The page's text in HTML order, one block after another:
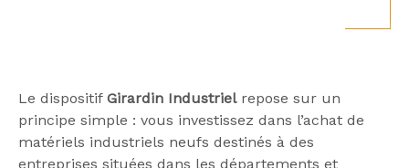
Le dispositif Girardin Industrielrepose sur un
principe simple : vous investissez dans l’achat de
matériels industriels neufs destinés à des
entreprises situées dans les départements et